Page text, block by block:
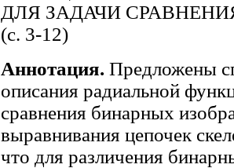
ДЛЯ ЗАДАЧИ
(c. 3-12)
Аннотация. Предложены
описания радиальной
сравнения бинарных
выравнивания цепочек
что для различения